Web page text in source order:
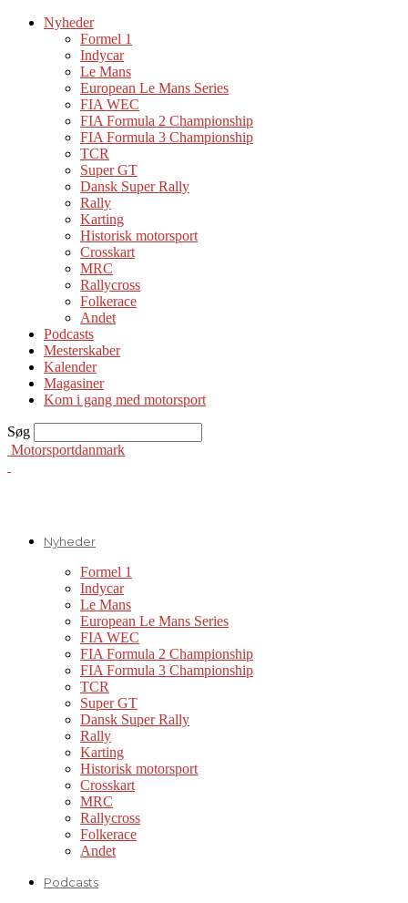
Nyheder
Formel 1
Indycar
Le Mans
European Le Mans Series
FIA WEC
FIA Formula 2 Championship
FIA Formula 3 Championship
TCR
Super GT
Dansk Super Rally
Rally
Karting
Historisk motorsport
Crosskart
MRC
Rallycross
Folkerace
Andet
Podcasts
Mesterskaber
Kalender
Magasiner
Kom i gang med motorsport
Søg
Motorsportdanmark
Nyheder
Formel 1
Indycar
Le Mans
European Le Mans Series
FIA WEC
FIA Formula 2 Championship
FIA Formula 3 Championship
TCR
Super GT
Dansk Super Rally
Rally
Karting
Historisk motorsport
Crosskart
MRC
Rallycross
Folkerace
Andet
Podcasts